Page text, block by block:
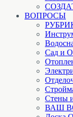
ВОПРОСЫ
Сад и
Стены
ВАШ